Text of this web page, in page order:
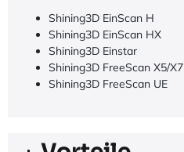
Shining3D EinScan H
Shining3D EinScan HX
Shining3D Einstar
Shining3D FreeScan X5/X7
Shining3D FreeScan UE